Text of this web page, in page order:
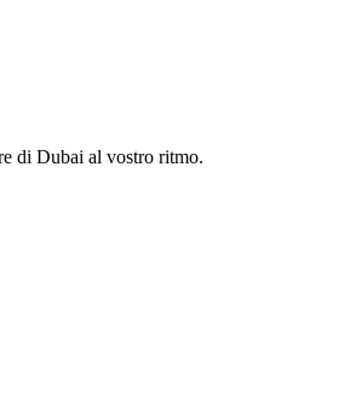
di Dubai al vostro ritmo.